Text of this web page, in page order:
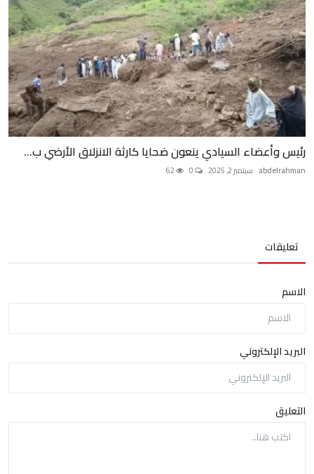
رئيس وأعضاء السيادي ينعون ضحايا كارثة الانزلاق الأرضي ب...
abdelrahman سبتمبر 2, 2025
تعليقات
الاسم
البريد الإلكتروني
التعليق